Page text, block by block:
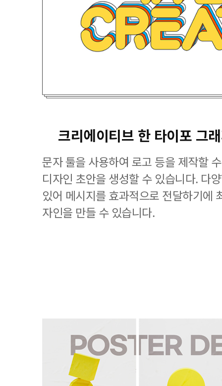
크리에이티브 한 타이포 그
문자 툴을 사용하여 로고 등을 제작할
디자인 초안을 생성할 수 있습니다. 다
있어 메시지를 효과적으로 전달하기에
자인을 만들 수 있습니다.